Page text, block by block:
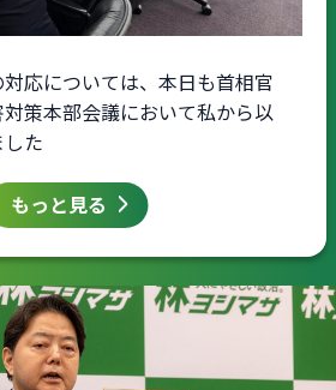
もっと見る
応については、本日も首相官
策本部会議において私から以
た